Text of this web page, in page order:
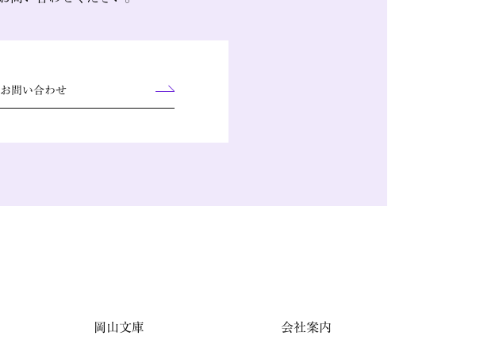
お問い合わせ
岡山文庫 会社案内